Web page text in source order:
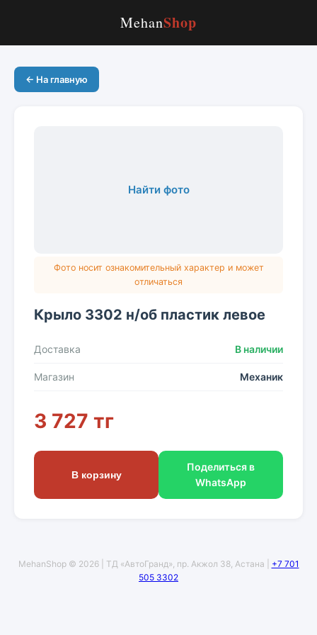
MehanShop
← На главную
Найти фото
Фото носит ознакомительный характер и может
отличаться
Крыло 3302 н/об пластик левое
Доставка В наличии
Магазин Механик
3 727 тг
В корзину
Поделиться в
WhatsApp
MehanShop © 2026 | ТД «АвтоГранд», пр. Акжол 38, Астана | +7 701
505 3302